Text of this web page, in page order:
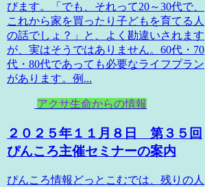
びます。「でも、それって20～30代で、
これから家を買ったり子どもを育てる人
の話でしょ？」と、よく勘違いされます
が、実はそうではありません。60代・70
代・80代であっても必要なライフプラン
があります。例...
アクサ生命からの情報
２０２５年１１月８日 第３５回
ぴんころ主催セミナーの案内
ぴんころ情報どっとこむでは、残りの人